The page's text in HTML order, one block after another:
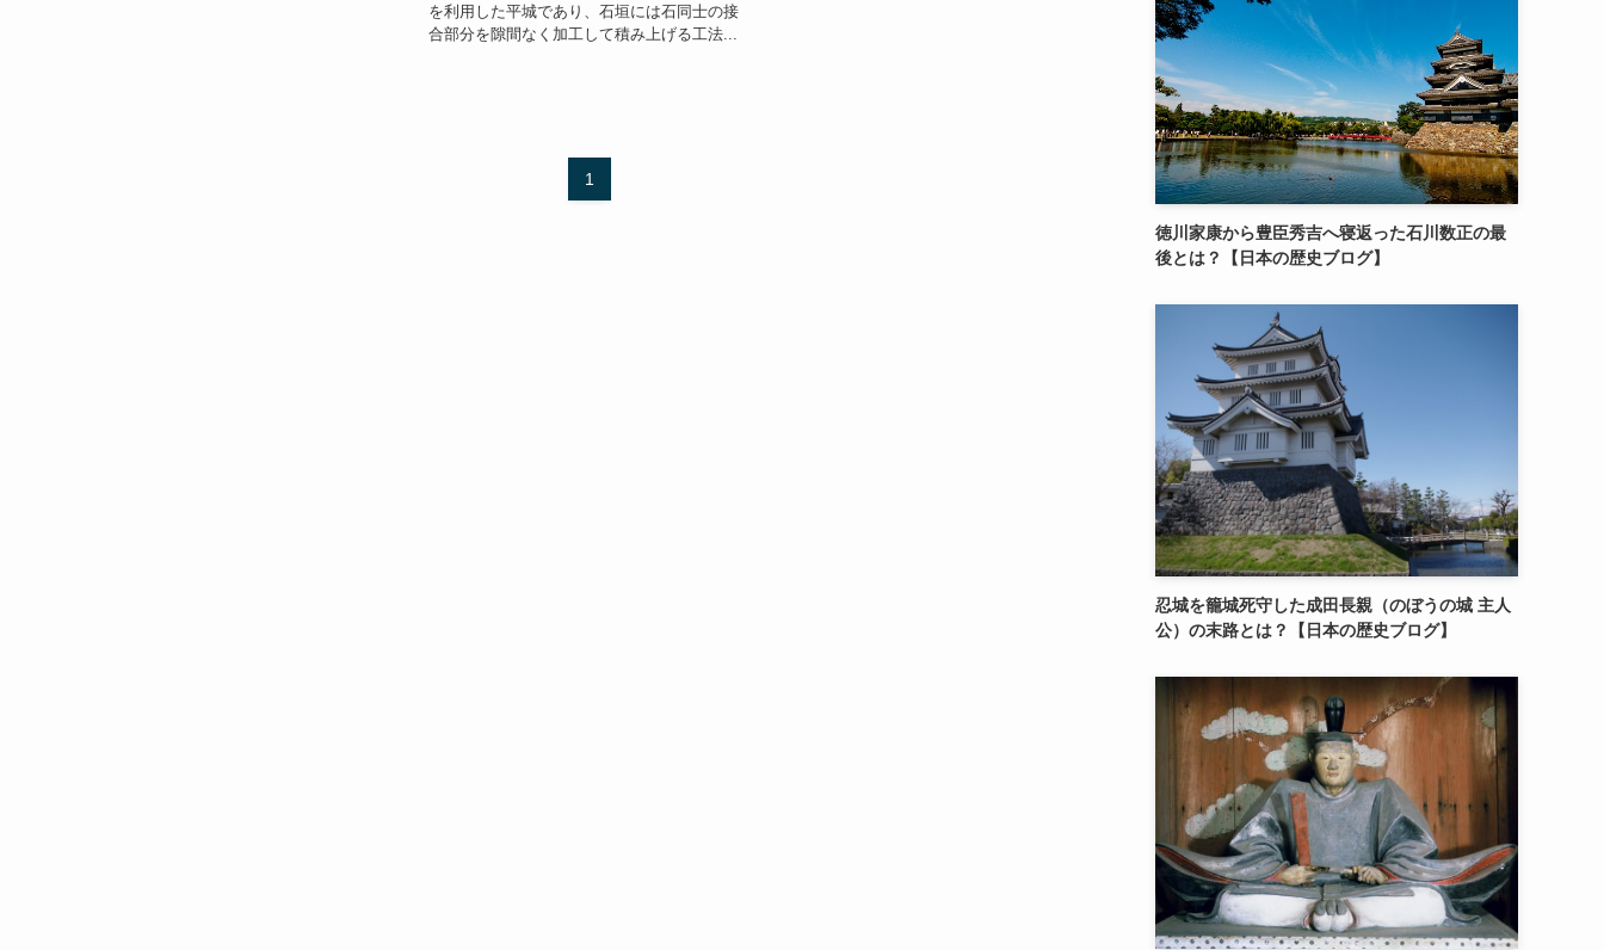
を利用した平城であり、石垣には石同士の接
合部分を隙間なく加工して積み上げる工法...
1
徳川家康から豊臣秀吉へ寝返った石川数正の最
後とは？【日本の歴史ブログ】
忍城を籠城死守した成田長親（のぼうの城 主人
公）の末路とは？【日本の歴史ブログ】